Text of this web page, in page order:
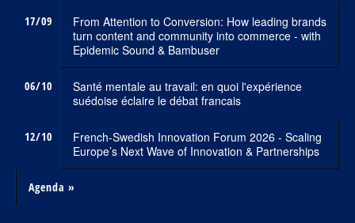
17/09
From Attention to Conversion: How leading brands
turn content and community into commerce - with
Epidemic Sound & Bambuser
06/10
Santé mentale au travail: en quoi l'expérience
suédoise éclaire le débat francais
12/10
French-Swedish Innovation Forum 2026 - Scaling
Europe’s Next Wave of Innovation & Partnerships
Agenda »